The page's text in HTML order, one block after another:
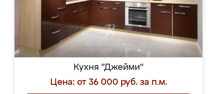
Кухня "Джейми"
Цена: от 36 000 руб. за п.м.